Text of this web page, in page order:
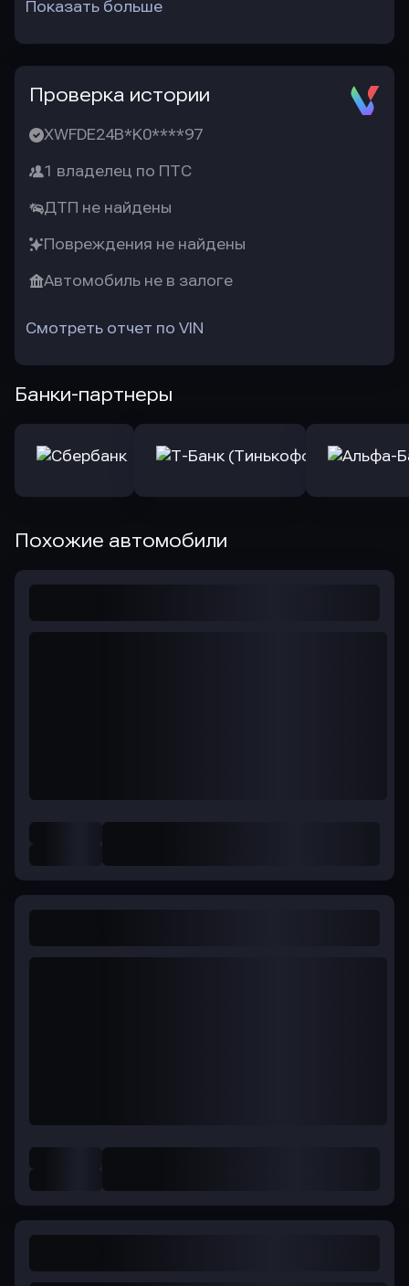
Показать больше
Проверка истории
XWFDE24B*K0****97
1 владелец по ПТС
ДТП не найдены
Повреждения не найдены
Автомобиль не в залоге
Смотреть отчет по VIN
Банки-партнеры
Похожие автомобили